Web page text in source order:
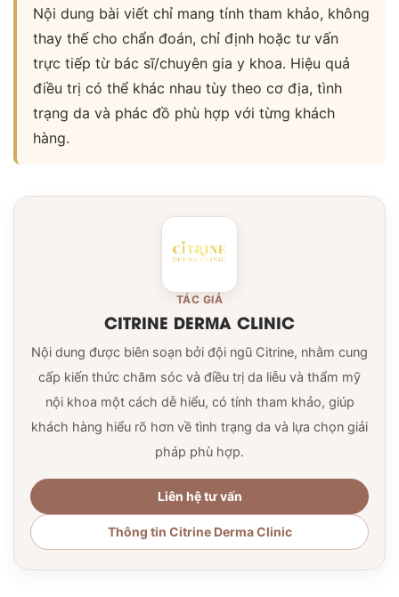
Nội dung bài viết chỉ mang tính tham khảo, không
thay thế cho chẩn đoán, chỉ định hoặc tư vấn
trực tiếp từ bác sĩ/chuyên gia y khoa. Hiệu quả
điều trị có thể khác nhau tùy theo cơ địa, tình
trạng da và phác đồ phù hợp với từng khách
hàng.
TÁC GIẢ
CITRINE DERMA CLINIC
Nội dung được biên soạn bởi đội ngũ Citrine, nhằm cung
cấp kiến thức chăm sóc và điều trị da liễu và thẩm mỹ
nội khoa một cách dễ hiểu, có tính tham khảo, giúp
khách hàng hiểu rõ hơn về tình trạng da và lựa chọn giải
pháp phù hợp.
Liên hệ tư vấn
Thông tin Citrine Derma Clinic